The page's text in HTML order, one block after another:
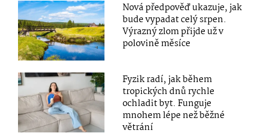
Nová předpověď ukazuje, jak
bude vypadat celý srpen.
Výrazný zlom přijde už v
polovině měsíce
Fyzik radí, jak během
tropických dnů rychle
ochladit byt. Funguje
mnohem lépe než běžné
větrání